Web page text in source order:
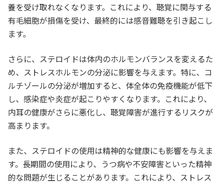
養を受け取れなくなります。これにより、聴覚に関与する
有毛細胞が損傷を受け、最終的には感音難聴を引き起こし
ます。
さらに、ステロイドは体内のホルモンバランスを変えるた
め、ストレスホルモンの分泌に影響を与えます。特に、コ
ルチゾールの分泌が増加すると、体全体の免疫機能が低下
し、感染症や炎症が起こりやすくなります。これにより、
内耳の健康がさらに悪化し、聴覚障害が進行するリスクが
高まります。
また、ステロイドの使用は精神的な健康にも影響を与えま
す。長期間の使用により、うつ病や不安障害といった精神
的な問題が生じることがあります。これにより、ストレス